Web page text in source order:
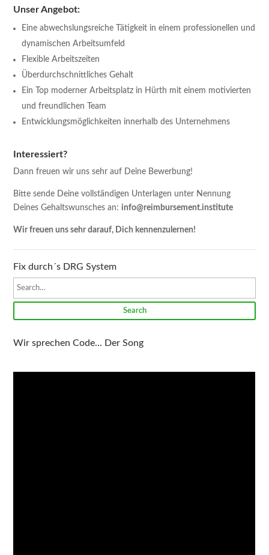
Unser Angebot:
Eine abwechslungsreiche Tätigkeit in einem professionellen und
dynamischen Arbeitsumfeld
Flexible Arbeitszeiten
Überdurchschnittliches Gehalt
Ein Top moderner Arbeitsplatz in Hürth mit einem motivierten
und freundlichen Team
Entwicklungsmöglichkeiten innerhalb des Unternehmens
Interessiert?
Dann freuen wir uns sehr auf Deine Bewerbung!
Bitte sende Deine vollständigen Unterlagen unter Nennung
Deines Gehaltswunsches an: info@reimbursement.institute
Wir freuen uns sehr darauf, Dich kennenzulernen!
Fix durch´s DRG System
Search
Wir sprechen Code... Der Song